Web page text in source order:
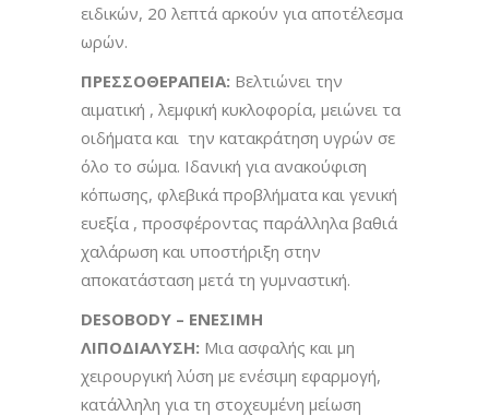
ειδικών, 20 λεπτά αρκούν για αποτέλεσμα
ωρών.
ΠΡΕΣΣΟΘΕΡΑΠΕΙΑ: Βελτιώνει την
αιματική , λεμφική κυκλοφορία, μειώνει τα
οιδήματα και την κατακράτηση υγρών σε
όλο το σώμα. Ιδανική για ανακούφιση
κόπωσης, φλεβικά προβλήματα και γενική
ευεξία , προσφέροντας παράλληλα βαθιά
χαλάρωση και υποστήριξη στην
αποκατάσταση μετά τη γυμναστική.
DESOBODY – ΕΝΕΣΙΜΗ
ΛΙΠΟΔΙΑΛΥΣΗ: Μια ασφαλής και μη
χειρουργική λύση με ενέσιμη εφαρμογή,
κατάλληλη για τη στοχευμένη μείωση